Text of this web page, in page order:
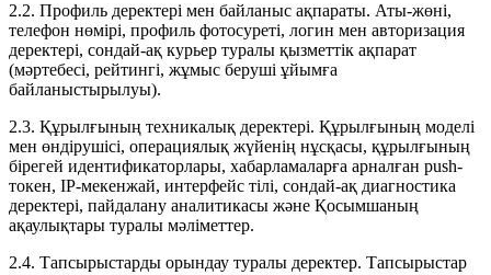
2.2. Профиль деректері мен байланыс ақпараты. Аты-жөні,
телефон нөмірі, профиль фотосуреті, логин мен авторизация
деректері, сондай-ақ курьер туралы қызметтік ақпарат
(мәртебесі, рейтингі, жұмыс беруші ұйымға
байланыстырылуы).
2.3. Құрылғының техникалық деректері. Құрылғының моделі
мен өндірушісі, операциялық жүйенің нұсқасы, құрылғының
бірегей идентификаторлары, хабарламаларға арналған push-
токен, IP-мекенжай, интерфейс тілі, сондай-ақ диагностика
деректері, пайдалану аналитикасы және Қосымшаның
ақаулықтары туралы мәліметтер.
2.4. Тапсырыстарды орындау туралы деректер. Тапсырыстар